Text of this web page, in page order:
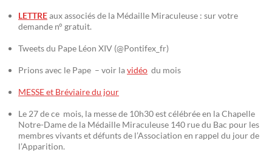
LETTREaux associés de la Médaille Miraculeuse : sur votre
demande n° gratuit.
Tweets du Pape Léon XIV (@Pontifex_fr)
Prions avec le Pape – voir lavidéo du mois
MESSE et Bréviaire du jour
Le 27 de ce mois, la messe de 10h30 est célébrée en la Chapelle
Notre-Dame de la Médaille Miraculeuse 140 rue du Bac pour les
membres vivants et défunts de l’Association en rappel du jour de
l’Apparition.